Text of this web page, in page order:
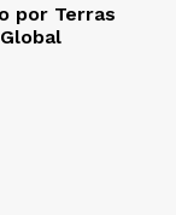
por Terras